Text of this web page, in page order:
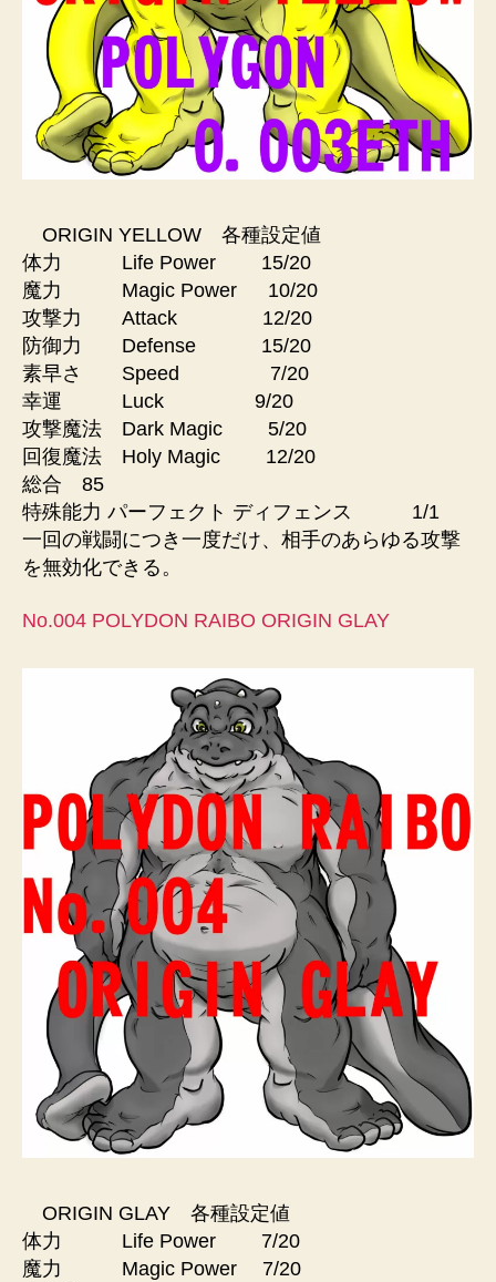
ORIGIN YELLOW 各種設定値
体力 Life Power 15/20
魔力 Magic Power 10/20
攻撃力 Attack 12/20
防御力 Defense 15/20
素早さ Speed 7/20
幸運 Luck 9/20
攻撃魔法 Dark Magic 5/20
回復魔法 Holy Magic 12/20
総合 85
特殊能力 パーフェクト ディフェンス 1/1
一回の戦闘につき一度だけ、相手のあらゆる攻撃
を無効化できる。
No.004 POLYDON RAIBO ORIGIN GLAY
ORIGIN GLAY 各種設定値
体力 Life Power 7/20
魔力 Magic Power 7/20